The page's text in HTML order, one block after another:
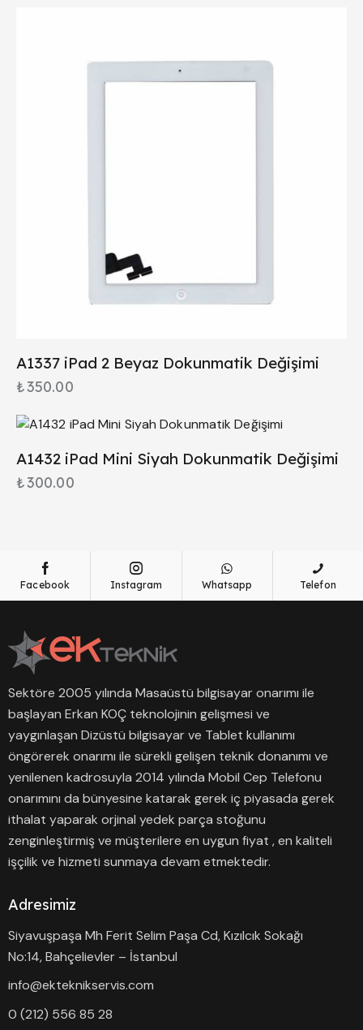
A1337 iPad 2 Beyaz Dokunmatik Değişimi
₺350.00
A1432 iPad Mini Siyah Dokunmatik Değişimi
₺300.00
Facebook Instagram Whatsapp Telefon
Sektöre 2005 yılında Masaüstü bilgisayar onarımı ile
başlayan Erkan KOÇ teknolojinin gelişmesi ve
yaygınlaşan Dizüstü bilgisayar ve Tablet kullanımı
öngörerek onarımı ile sürekli gelişen teknik donanımı ve
yenilenen kadrosuyla 2014 yılında Mobil Cep Telefonu
onarımını da bünyesine katarak gerek iç piyasada gerek
ithalat yaparak orjinal yedek parça stoğunu
zenginleştirmiş ve müşterilere en uygun fiyat , en kaliteli
işçilik ve hizmeti sunmaya devam etmektedir.
Adresimiz
Siyavuşpaşa Mh Ferit Selim Paşa Cd, Kızılcık Sokağı
No:14, Bahçelievler – İstanbul
info@ekteknikservis.com
0 (212) 556 85 28